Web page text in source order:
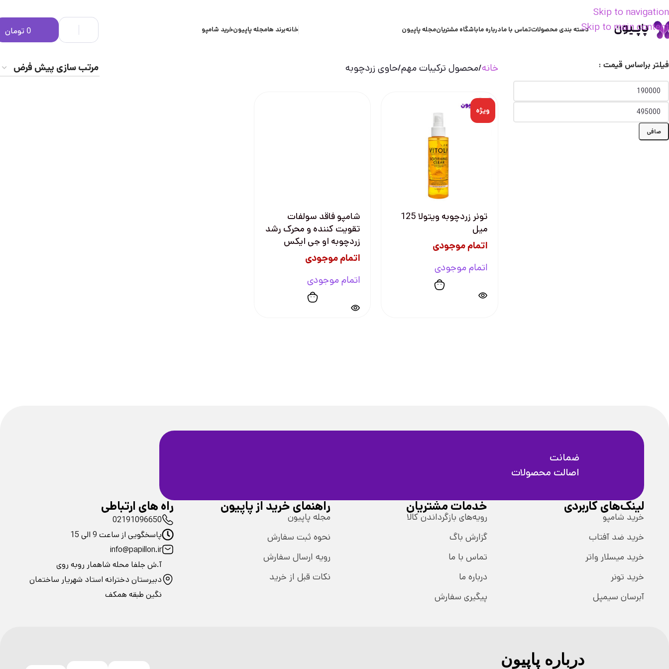
Skip to navigation
Skip to main contentدسته بندی محصولاتتماس با مادرباره ماباشگاه مشتریانمجله پاپیون خانهبرند هامجله پاپیونخرید شامپو 0 تومان
فیلتر براساس قیمت :
صافی
خانه محصول ترکیبات مهم حاوی زردچوبه
ویژه
تونر زردچوبه ویتولا 125
میل
اتمام موجودی
اتمام موجودی
شامپو فاقد سولفات
تقویت کننده و محرک رشد
زردچوبه او جی ایکس
اتمام موجودی
اتمام موجودی
ضمانت
اصالت محصولات
لینک‌های کاربردی
خرید شامپو
خرید ضد آفتاب
خرید میسلار واتر
خرید تونر
آبرسان سیمپل
خدمات مشتریان
رویه‌های بازگرداندن کالا
گزارش باگ
تماس با ما
درباره ما
پیگیری سفارش
راهنمای خرید از پاپیون
مجله پاپیون
نحوه ثبت سفارش
رویه ارسال سفارش
نکات قبل از خرید
راه های ارتباطی
02191096650
پاسخگویی از ساعت 9 الی 15
info@papillon.ir
آ.ش جلفا محله شاهمار روبه روی
دبیرستان دخترانه استاد شهریار ساختمان
نگین طبقه همکف
درباره پاپیون